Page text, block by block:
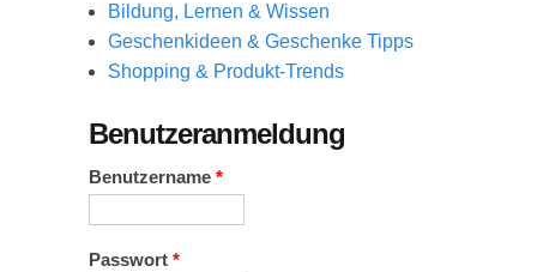
Bildung, Lernen & Wissen
Geschenkideen & Geschenke Tipps
Shopping & Produkt-Trends
Benutzeranmeldung
Benutzername *
Passwort *